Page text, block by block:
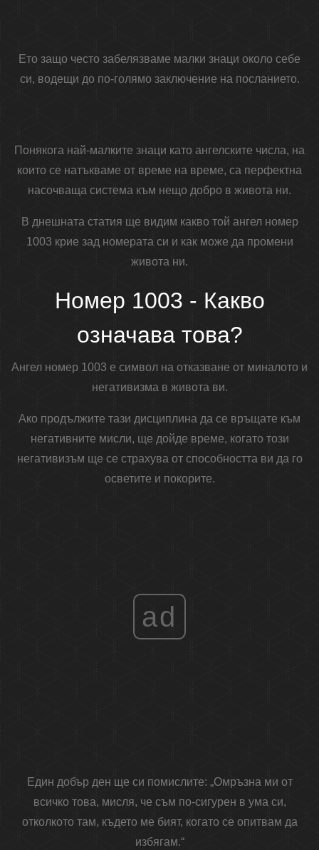
Ето защо често забелязваме малки знаци около себе
си, водещи до по-голямо заключение на посланието.
Понякога най-малките знаци като ангелските числа, на
които се натъкваме от време на време, са перфектна
насочваща система към нещо добро в живота ни.
В днешната статия ще видим какво той ангел номер
1003 крие зад номерата си и как може да промени
живота ни.
Номер 1003 - Какво
означава това?
Ангел номер 1003 е символ на отказване от миналото и
негативизма в живота ви.
Ако продължите тази дисциплина да се връщате към
негативните мисли, ще дойде време, когато този
негативизъм ще се страхува от способността ви да го
осветите и покорите.
ad
Един добър ден ще си помислите: „Омръзна ми от
всичко това, мисля, че съм по-сигурен в ума си,
отколкото там, където ме бият, когато се опитвам да
избягам.“